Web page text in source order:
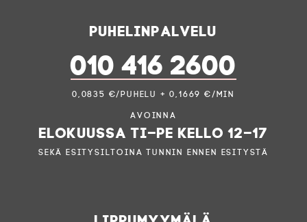
Puhelinpalvelu
010 416 2600
0,0835 €/puhelu + 0,1669 €/min
Avoinna
elokuussa ti–pe kello 12–17
sekä esitysiltoina tunnin ennen esitystä
Lippumyymälä